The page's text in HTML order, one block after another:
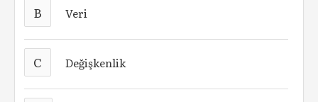
B Veri
C Değişkenlik